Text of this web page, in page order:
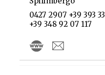
0427 2907 +39 393
+39 348 92 07 117